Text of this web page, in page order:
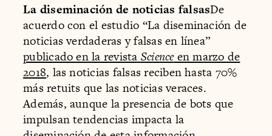
La diseminación de noticias falsasDe
acuerdo con el estudio “La diseminación de
noticias verdaderas y falsas en línea”
publicado en la revista Scienceen marzo de
2018, las noticias falsas reciben hasta 70%
más retuits que las noticias veraces.
Además, aunque la presencia de bots que
impulsan tendencias impacta la